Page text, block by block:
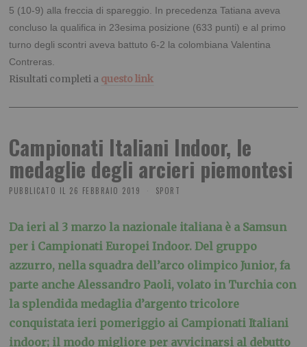
5 (10-9) alla freccia di spareggio. In precedenza Tatiana aveva
concluso la qualifica in 23esima posizione (633 punti) e al primo
turno degli scontri aveva battuto 6-2 la colombiana Valentina
Contreras.
Risultati completi a questo link
Campionati Italiani Indoor, le
medaglie degli arcieri piemontesi
PUBBLICATO IL 26 FEBBRAIO 2019 SPORT
Da ieri al 3 marzo la nazionale italiana è a Samsun
per i Campionati Europei Indoor. Del gruppo
azzurro, nella squadra dell’arco olimpico Junior, fa
parte anche Alessandro Paoli, volato in Turchia con
la splendida medaglia d’argento tricolore
conquistata ieri pomeriggio ai Campionati Italiani
indoor; il modo migliore per avvicinarsi al debutto